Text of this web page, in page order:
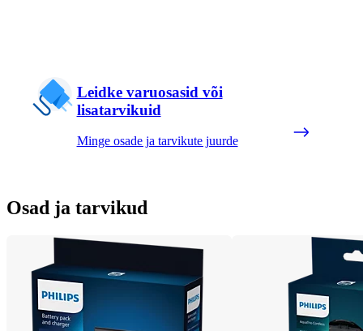
Leidke varuosasid või
lisatarvikuid
Minge osade ja tarvikute juurde
Osad ja tarvikud